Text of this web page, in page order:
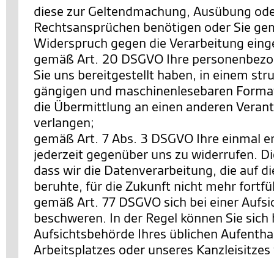
diese zur Geltendmachung, Ausübung
Rechtsansprüchen benötigen oder Sie
Widerspruch gegen die Verarbeitung
gemäß Art. 20 DSGVO Ihre
Sie uns bereitgestellt haben, in einem
gängigen und maschinenlesebaren
die Übermittlung an einen anderen
verlangen;
gemäß Art. 7 Abs. 3 DSGVO Ihre einmal
jederzeit gegenüber uns zu widerrufen.
dass wir die Datenverarbeitung, die auf
beruhte, für die Zukunft nicht mehr
gemäß Art. 77 DSGVO sich bei einer
beschweren. In der Regel können Sie
Aufsichtsbehörde Ihres üblichen
Arbeitsplatzes oder unseres